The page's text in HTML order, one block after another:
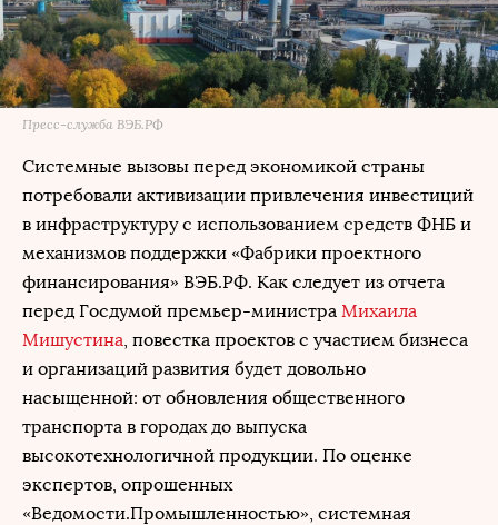
Пресс-служба ВЭБ.РФ
Системные вызовы перед экономикой страны
потребовали активизации привлечения инвестиций
в инфраструктуру с использованием средств ФНБ и
механизмов поддержки «Фабрики проектного
финансирования» ВЭБ.РФ. Как следует из отчета
перед Госдумой премьер-министра Михаила
Мишустина, повестка проектов с участием бизнеса
и организаций развития будет довольно
насыщенной: от обновления общественного
транспорта в городах до выпуска
высокотехнологичной продукции. По оценке
экспертов, опрошенных
«Ведомости.Промышленностью», системная